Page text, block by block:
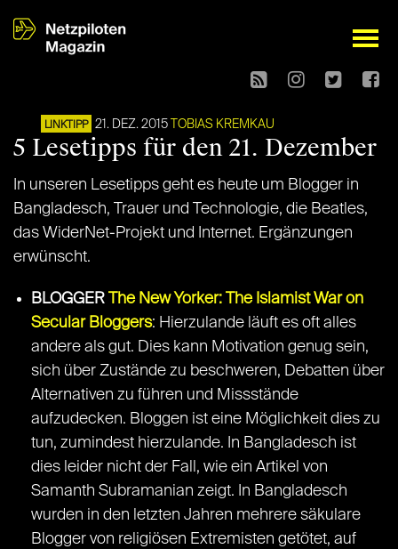
open
LINKTIPP 21. DEZ. 2015 TOBIAS KREMKAU
5 Lesetipps für den 21. Dezember
In unseren Lesetipps geht es heute um Blogger in
Bangladesch, Trauer und Technologie, die Beatles,
das WiderNet-Projekt und Internet. Ergänzungen
erwünscht.
BLOGGER The New Yorker: The Islamist War on
Secular Bloggers: Hierzulande läuft es oft alles
andere als gut. Dies kann Motivation genug sein,
sich über Zustände zu beschweren, Debatten über
Alternativen zu führen und Missstände
aufzudecken. Bloggen ist eine Möglichkeit dies zu
tun, zumindest hierzulande. In Bangladesch ist
dies leider nicht der Fall, wie ein Artikel von
Samanth Subramanian zeigt. In Bangladesch
wurden in den letzten Jahren mehrere säkulare
Blogger von religiösen Extremisten getötet, auf